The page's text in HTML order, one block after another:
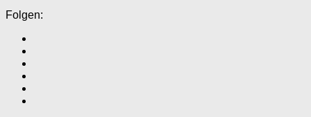
Folgen: